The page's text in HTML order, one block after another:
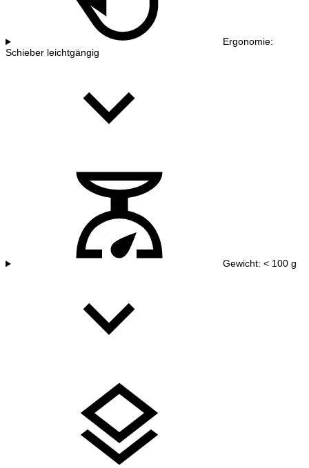
Ergonomie:
Schieber leichtgängig
Gewicht: < 100 g